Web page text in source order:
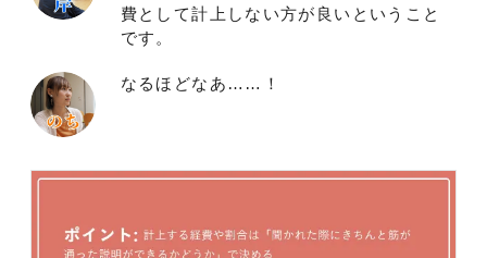
費として計上しない方が良いということ
です。
なるほどなあ……！